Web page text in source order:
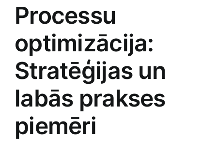
Processu
optimizācija:
Stratēģijas un
labās prakses
piemēri